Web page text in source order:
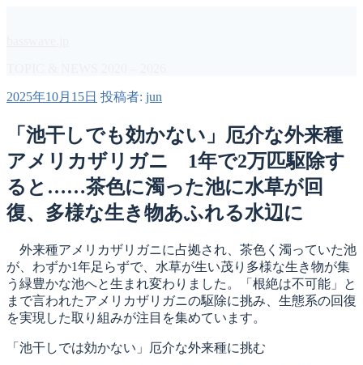
へ
キ
プ
投
日:
2025年10月15日 投稿者: jun
「池干しでも効かない」厄介な外来種
アメリカザリガニ 1年で2万匹駆除す
ると……茶色に濁った池に水草が回
復、多様な生き物あふれる水辺に
外来種アメリカザリガニに占拠され、茶色く濁っていた池
が、わずか1年足らずで、水草が生い茂り多様な生き物が集
う緑豊かな池へと生まれ変わりました。「根絶は不可能」と
まで言われたアメリカザリガニの駆除に挑み、生態系の回復
を実現した取り組みが注目を集めています。
「池干しでは効かない」厄介な外来種に挑む